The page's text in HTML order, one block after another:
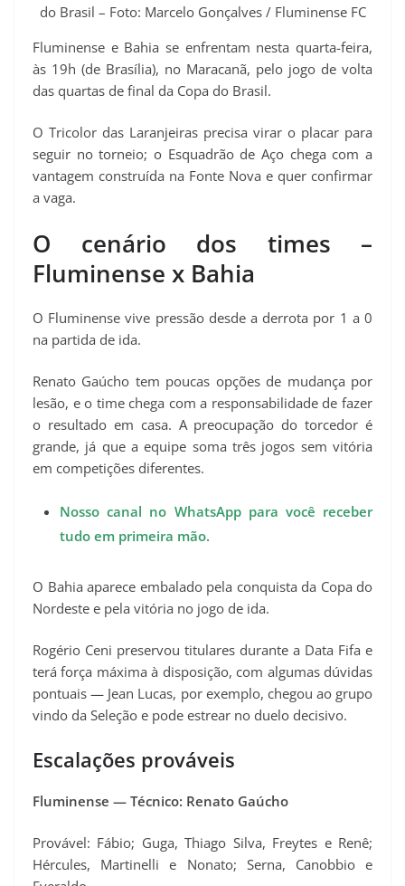
t
do Brasil – Foto: Marcelo Gonçalves / Fluminense FC
Fluminense e Bahia se enfrentam nesta quarta-feira,
às 19h (de Brasília), no Maracanã, pelo jogo de volta
das quartas de final da Copa do Brasil.
O Tricolor das Laranjeiras precisa virar o placar para
seguir no torneio; o Esquadrão de Aço chega com a
vantagem construída na Fonte Nova e quer confirmar
a vaga.
O cenário dos times –
Fluminense x Bahia
O Fluminense vive pressão desde a derrota por 1 a 0
na partida de ida.
Renato Gaúcho tem poucas opções de mudança por
lesão, e o time chega com a responsabilidade de fazer
o resultado em casa. A preocupação do torcedor é
grande, já que a equipe soma três jogos sem vitória
em competições diferentes.
Nosso canal no WhatsApp para você receber
tudo em primeira mão.
O Bahia aparece embalado pela conquista da Copa do
Nordeste e pela vitória no jogo de ida.
Rogério Ceni preservou titulares durante a Data Fifa e
terá força máxima à disposição, com algumas dúvidas
pontuais — Jean Lucas, por exemplo, chegou ao grupo
vindo da Seleção e pode estrear no duelo decisivo.
Escalações prováveis
Fluminense — Técnico: Renato Gaúcho
Provável: Fábio; Guga, Thiago Silva, Freytes e Renê;
Hércules, Martinelli e Nonato; Serna, Canobbio e